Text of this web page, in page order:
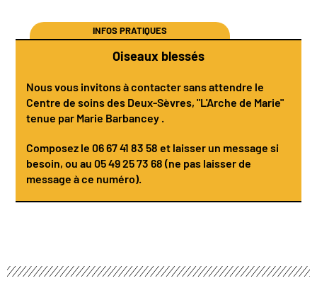
INFOS PRATIQUES
Oiseaux blessés
Nous vous invitons à contacter sans attendre le
Centre de soins des Deux-Sèvres, "L'Arche de Marie"
tenue par Marie Barbancey
Composez le06 67 41 83 58 et laisser un message si
besoin, ou au 05 49 25 73 68 (ne pas laisser de
message à ce numéro).